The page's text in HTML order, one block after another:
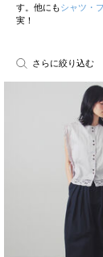
す。他にもシャツ・
実！
さらに絞り込む